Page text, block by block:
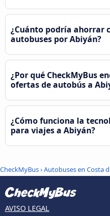
¿Cuánto podría ahorrar
autobuses por Abiyán?
¿Por qué CheckMyBus
ofertas de autobús a
¿Cómo funciona la
para viajes a Abiyán?
CheckMyBus›Autobuses en Costa
AVISO LEGAL